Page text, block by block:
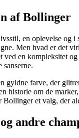
af Bollinger
en oplevelse og
Men hvad er det
ved en kompleksitet
farve, der
historie om de
Bollinger et valg, der
andre